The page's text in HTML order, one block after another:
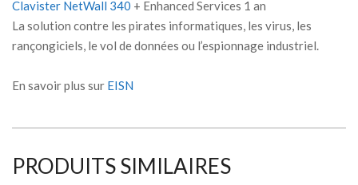
Clavister NetWall 340 + Enhanced Services 1 an
La solution contre les pirates informatiques, les virus, les
rançongiciels, le vol de données ou l’espionnage industriel.
En savoir plus sur EISN
PRODUITS SIMILAIRES